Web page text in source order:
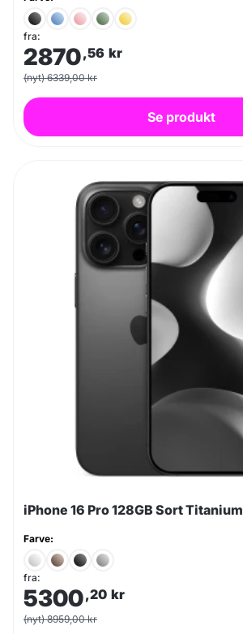
fra:
2870,56 kr
(nyt) 6339,00 kr
Se produkt
iPhone 16 Pro 128GB Sort Titanium
Farve:
fra:
5300,20 kr
(nyt) 8959,00 kr